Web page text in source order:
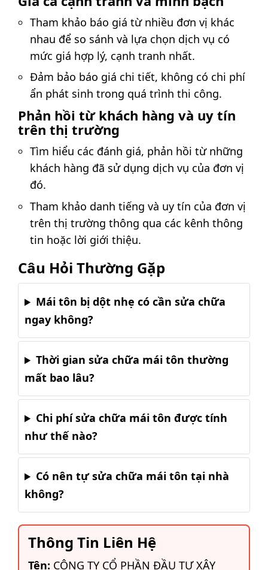
Tham khảo báo giá từ nhiều đơn vị khác
nhau để so sánh và lựa chọn dịch vụ có
mức giá hợp lý, cạnh tranh nhất.
Đảm bảo báo giá chi tiết, không có chi phí
ẩn phát sinh trong quá trình thi công.
Phản hồi từ khách hàng và uy tín
trên thị trường
Tìm hiểu các đánh giá, phản hồi từ những
khách hàng đã sử dụng dịch vụ của đơn vị
đó.
Tham khảo danh tiếng và uy tín của đơn vị
trên thị trường thông qua các kênh thông
tin hoặc lời giới thiệu.
Câu Hỏi Thường Gặp
Mái tôn bị dột nhẹ có cần sửa chữa
ngay không?
Thời gian sửa chữa mái tôn thường
mất bao lâu?
Chi phí sửa chữa mái tôn được tính
như thế nào?
Có nên tự sửa chữa mái tôn tại nhà
không?
Thông Tin Liên Hệ
Tên: CÔNG TY CỔ PHẦN ĐẦU TƯ XÂY